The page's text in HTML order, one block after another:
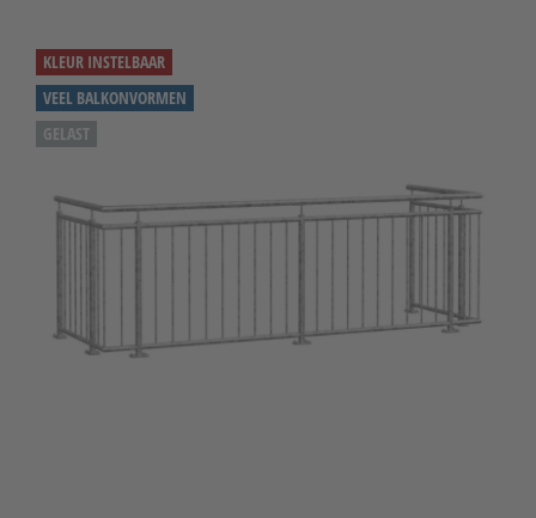
KLEUR INSTELBAAR
VEEL BALKONVORMEN
GELAST